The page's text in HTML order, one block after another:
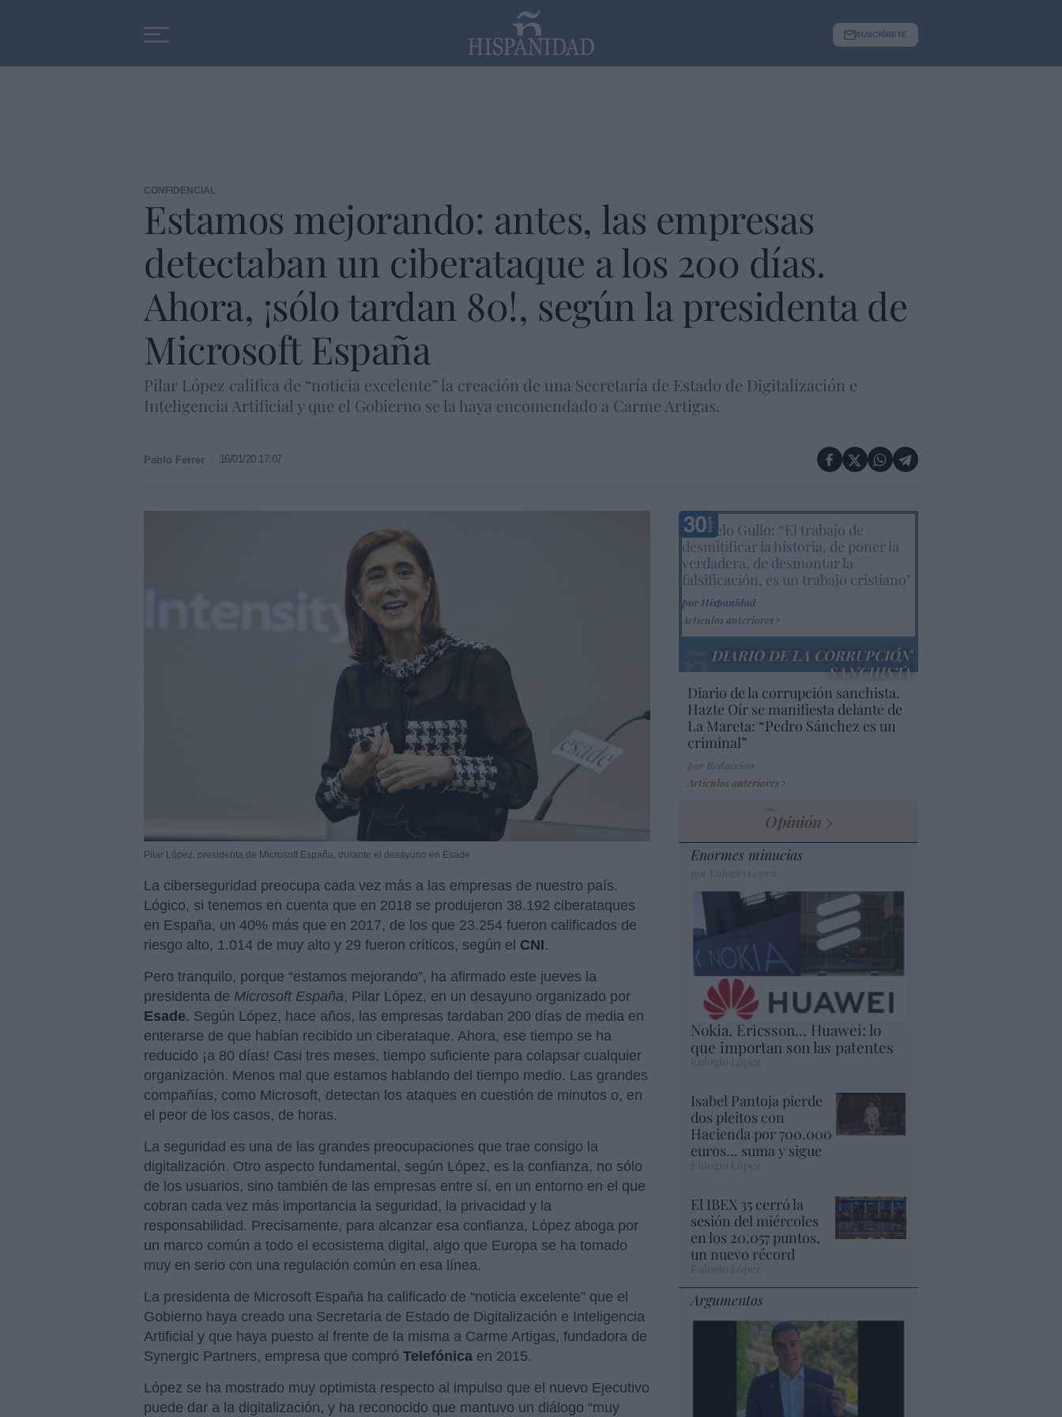
SUSCRÍBETE
CONFIDENCIAL
Estamos mejorando: antes, las empresas
detectaban un ciberataque a los 200 días.
Ahora, ¡sólo tardan 80!, según la presidenta de
Microsoft España
Pilar López califica de “noticia excelente” la creación de una Secretaría de Estado de Digitalización e
Inteligencia Artificial y que el Gobierno se la haya encomendado a Carme Artigas.
Pablo Ferrer 16/01/20 17:07
Pilar López, presidenta de Microsoft España, durante el desayuno en Esade
La ciberseguridad preocupa cada vez más a las empresas de nuestro país.
Lógico, si tenemos en cuenta que en 2018 se produjeron 38.192 ciberataques
en España, un 40% más que en 2017­­, de los que 23.254 fueron calificados de
riesgo alto, 1.014 de muy alto y 29 fueron críticos, según el CNI.
Pero tranquilo, porque “estamos mejorando”, ha afirmado este jueves la
presidenta de Microsoft España, Pilar López, en un desayuno organizado por
Esade. Según López, hace años, las empresas tardaban 200 días de media en
enterarse de que habían recibido un ciberataque. Ahora, ese tiempo se ha
reducido ¡a 80 días! Casi tres meses, tiempo suficiente para colapsar cualquier
organización. Menos mal que estamos hablando del tiempo medio. Las grandes
compañías, como Microsoft, detectan los ataques en cuestión de minutos o, en
el peor de los casos, de horas.
La seguridad es una de las grandes preocupaciones que trae consigo la
digitalización. Otro aspecto fundamental, según López, es la confianza, no sólo
de los usuarios, sino también de las empresas entre sí, en un entorno en el que
cobran cada vez más importancia la seguridad, la privacidad y la
responsabilidad. Precisamente, para alcanzar esa confianza, López aboga por
un marco común a todo el ecosistema digital, algo que Europa se ha tomado
muy en serio con una regulación común en esa línea.
La presidenta de Microsoft España ha calificado de “noticia excelente” que el
Gobierno haya creado una Secretaría de Estado de Digitalización e Inteligencia
Artificial y que haya puesto al frente de la misma a Carme Artigas, fundadora de
Synergic Partners, empresa que compró Telefónica en 2015.
López se ha mostrado muy optimista respecto al impulso que el nuevo Ejecutivo
puede dar a la digitalización, y ha reconocido que mantuvo un diálogo “muy
Marcelo Gullo: “El trabajo de
desmitificar la historia, de poner la
verdadera, de desmontar la
falsificación, es un trabajo cristiano"
por Hispanidad
Artículos anteriores
DIARIO DE LA CORRUPCIÓN
SANCHISTA
Diario de la corrupción sanchista.
Hazte Oír se manifiesta delante de
La Mareta: “Pedro Sánchez es un
criminal”
Artículos anteriores
Opinión
Enormes minucias
Nokia, Ericsson... Huawei: lo
que importan son las patentes
Eulogio López
Isabel Pantoja pierde
dos pleitos con
Hacienda por 700.000
euros... suma y sigue
El IBEX 35 cerró la
sesión del miércoles
en los 20.057 puntos,
un nuevo récord
Argumentos